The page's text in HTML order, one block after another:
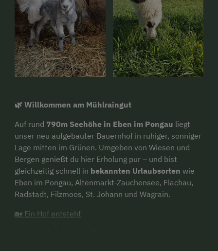
🌿 Willkommen am Mühlraingut
Auf rund 790m Seehöhe in Eben im Pongau liegt
unser neu aufgebauter Bauernhof in ruhiger, sonniger
Lage mitten im Grünen. Umgeben von Wiesen und
Bergen genießt du hier Erholung pur – und bist
gleichzeitig schnell in bekannten Urlaubsorten wie
Eben im Pongau, Altenmarkt-Zauchensee, Flachau,
Radstadt, Filzmoos, St. Johann und Wagrain.
🏡 Ein Hof entsteht